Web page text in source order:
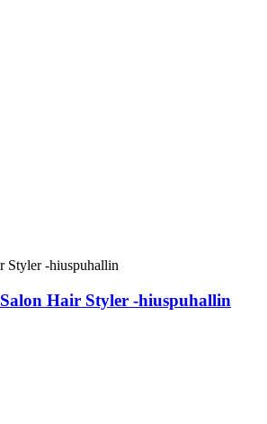
Hair Styler -hiuspuhallin